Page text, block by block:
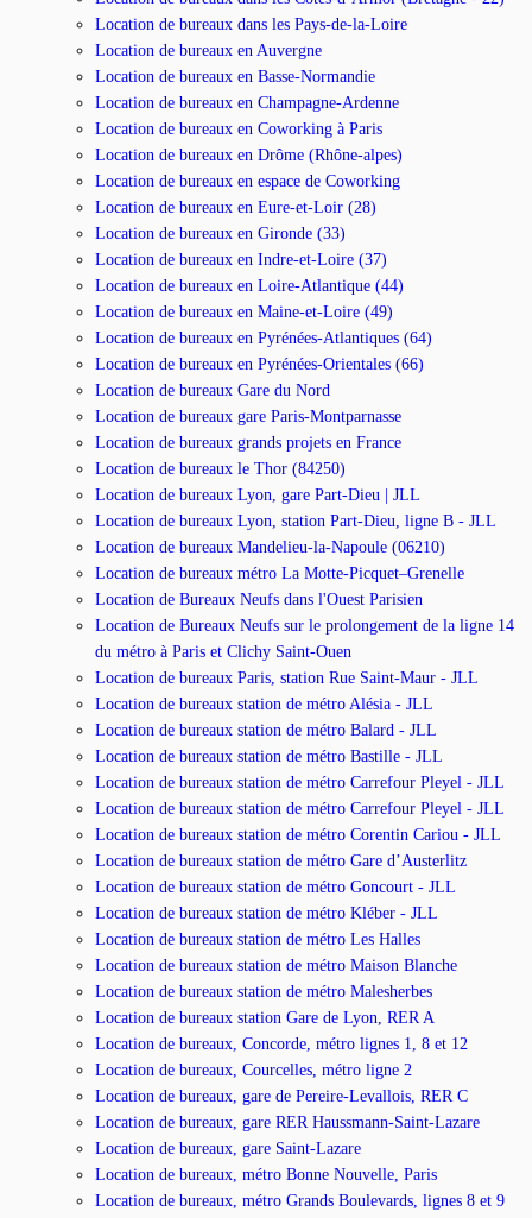
Location de bureaux dans les Pays-de-la-Loire
Location de bureaux en Auvergne
Location de bureaux en Basse-Normandie
Location de bureaux en Champagne-Ardenne
Location de bureaux en Coworking à Paris
Location de bureaux en Drôme (Rhône-alpes)
Location de bureaux en espace de Coworking
Location de bureaux en Eure-et-Loir (28)
Location de bureaux en Gironde (33)
Location de bureaux en Indre-et-Loire (37)
Location de bureaux en Loire-Atlantique (44)
Location de bureaux en Maine-et-Loire (49)
Location de bureaux en Pyrénées-Atlantiques (64)
Location de bureaux en Pyrénées-Orientales (66)
Location de bureaux Gare du Nord
Location de bureaux gare Paris-Montparnasse
Location de bureaux grands projets en France
Location de bureaux le Thor (84250)
Location de bureaux Lyon, gare Part-Dieu | JLL
Location de bureaux Lyon, station Part-Dieu, ligne B - JLL
Location de bureaux Mandelieu-la-Napoule (06210)
Location de bureaux métro La Motte-Picquet–Grenelle
Location de Bureaux Neufs dans l'Ouest Parisien
Location de Bureaux Neufs sur le prolongement de la ligne 14
du métro à Paris et Clichy Saint-Ouen
Location de bureaux Paris, station Rue Saint-Maur - JLL
Location de bureaux station de métro Alésia - JLL
Location de bureaux station de métro Balard - JLL
Location de bureaux station de métro Bastille - JLL
Location de bureaux station de métro Carrefour Pleyel - JLL
Location de bureaux station de métro Carrefour Pleyel - JLL
Location de bureaux station de métro Corentin Cariou - JLL
Location de bureaux station de métro Gare d’Austerlitz
Location de bureaux station de métro Goncourt - JLL
Location de bureaux station de métro Kléber - JLL
Location de bureaux station de métro Les Halles
Location de bureaux station de métro Maison Blanche
Location de bureaux station de métro Malesherbes
Location de bureaux station Gare de Lyon, RER A
Location de bureaux, Concorde, métro lignes 1, 8 et 12
Location de bureaux, Courcelles, métro ligne 2
Location de bureaux, gare de Pereire-Levallois, RER C
Location de bureaux, gare RER Haussmann-Saint-Lazare
Location de bureaux, gare Saint-Lazare
Location de bureaux, métro Bonne Nouvelle, Paris
Location de bureaux, métro Grands Boulevards, lignes 8 et 9